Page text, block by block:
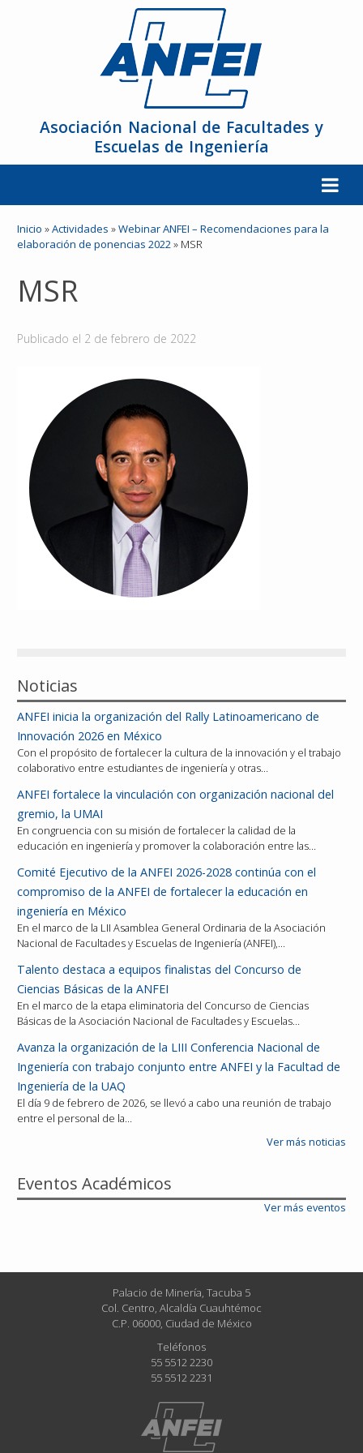
Asociación Nacional de Facultades y
Escuelas de Ingeniería
La ANFEI
Reconocimientos
Publicaciones
Afiliación
Inicio »Actividades »Webinar ANFEI – Recomendaciones para la
elaboración de ponencias 2022» MSR
MSR
Publicado el 2 de febrero de 2022
Noticias
ANFEI inicia la organización del Rally Latinoamericano de
Innovación 2026 en México
Con el propósito de fortalecer la cultura de la innovación y el trabajo
colaborativo entre estudiantes de ingeniería y otras…
ANFEI fortalece la vinculación con organización nacional del
gremio, la UMAI
En congruencia con su misión de fortalecer la calidad de la
educación en ingeniería y promover la colaboración entre las…
Comité Ejecutivo de la ANFEI 2026-2028 continúa con el
compromiso de la ANFEI de fortalecer la educación en
ingeniería en México
En el marco de la LII Asamblea General Ordinaria de la Asociación
Nacional de Facultades y Escuelas de Ingeniería (ANFEI),…
Talento destaca a equipos finalistas del Concurso de
Ciencias Básicas de la ANFEI
En el marco de la etapa eliminatoria del Concurso de Ciencias
Básicas de la Asociación Nacional de Facultades y Escuelas…
Avanza la organización de la LIII Conferencia Nacional de
Ingeniería con trabajo conjunto entre ANFEI y la Facultad de
Ingeniería de la UAQ
El día 9 de febrero de 2026, se llevó a cabo una reunión de trabajo
entre el personal de la…
Ver más noticias
Eventos Académicos
Ver más eventos
Palacio de Minería, Tacuba 5
Col. Centro, Alcaldía Cuauhtémoc
C.P. 06000, Ciudad de México
Teléfonos
55 5512 2230
55 5512 2231